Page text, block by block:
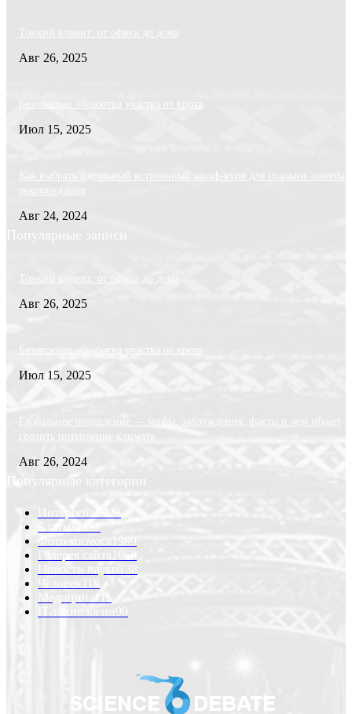
Тонкий клиент: от офиса до дома
Авг 26, 2025
Безопасная обработка участка от крота
Июл 15, 2025
Как выбрать идеальный встроенный шкаф-купе для спальни: советы
рекомендации
Авг 24, 2024
Популярные записи
Тонкий клиент: от офиса до дома
Авг 26, 2025
Безопасная обработка участка от крота
Июл 15, 2025
Глобальное потепление — мифы, заблуждения, факты и чем может
грозить потепление климата
Авг 26, 2024
Популярные категории
Интересно
Статьи
Фото космоса
1999
Галерея сайта 1068
Новости науки
Человек
Медицина
IT-технологии99